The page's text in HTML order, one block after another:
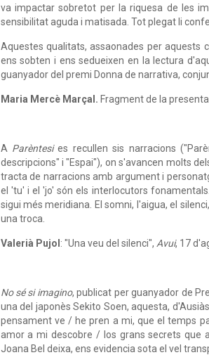
va impactar sobretot per la riquesa de les
sensibilitat aguda i matisada. Tot plegat li
Aquestes qualitats, assaonades per aquests
ens sobten i ens sedueixen en la lectura
guanyador del premi Donna de narrativa,
Maria Mercè Marçal. Fragment de la
A Parèntesies recullen sis narracions
descripcions" i "Espai"), on s'avancen molts
tracta de narracions amb argument i
el 'tu' i el 'jo' són els interlocutors
sigui més meridiana. El somni, l'aigua, el
una troca.
Valerià Pujol : "Una veu del silenci", Avui, 17
No sé si imagino, publicat per guanyador de
una del japonès Sekito Soen, aquesta,
pensament ve / he pren a mi, que el temps
amor a mi descobre / los grans secrets que
Joana Bel deixa, ens evidencia sota el vel